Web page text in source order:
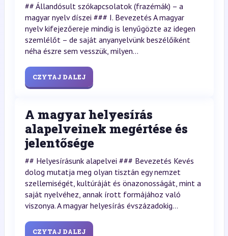
## Állandósult szókapcsolatok (frazémák) – a
magyar nyelv díszei ### I. Bevezetés A magyar
nyelv kifejezőereje mindig is lenyűgözte az idegen
szemlélőt – de saját anyanyelvünk beszélőiként
néha észre sem vesszük, milyen...
CZYTAJ DALEJ
A magyar helyesírás
alapelveinek megértése és
jelentősége
## Helyesírásunk alapelvei ### Bevezetés Kevés
dolog mutatja meg olyan tisztán egy nemzet
szellemiségét, kultúráját és önazonosságát, mint a
saját nyelvéhez, annak írott formájához való
viszonya. A magyar helyesírás évszázadokig...
CZYTAJ DALEJ